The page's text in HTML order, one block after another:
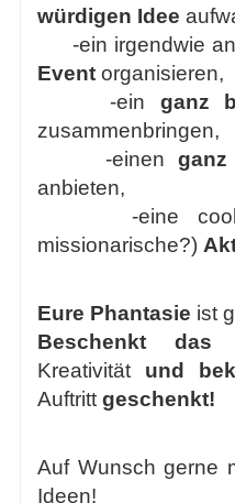
würdigen Idee
-ein irgendwie
Event organisieren,
-ein ganz
zusammenbringen,
-einen
anbieten,
-eine coole
missionarische?)
Eure Phantasie ist
Beschenkt das
Kreativität und
Auftritt geschenkt!
Auf Wunsch gerne
Ideen!